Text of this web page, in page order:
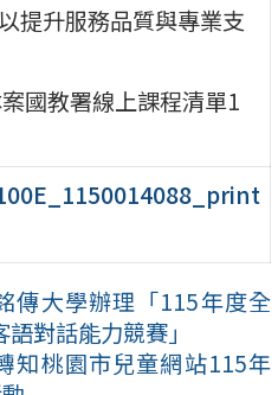
提升服務品質與專業支
國教署線上課程清單1
傳大學辦理「115年度全
對話能力競賽」
知桃園市兒童網站115年